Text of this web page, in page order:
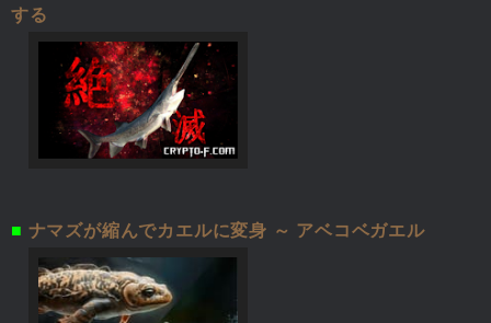
する
■ ナマズが縮んでカエルに変身 ～ アベコベガエル